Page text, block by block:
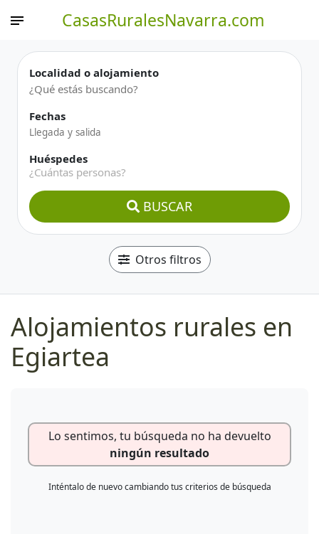
CasasRuralesNavarra.com
Localidad o alojamiento
Fechas
Huéspedes
¿Cuántas personas?
BUSCAR
Otros filtros
Alojamientos rurales en
Egiartea
Lo sentimos, tu búsqueda no ha devuelto
ningún resultado
Inténtalo de nuevo cambiando tus criterios de búsqueda